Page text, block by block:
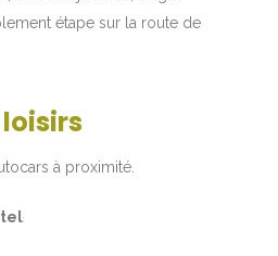
étape sur la route de
à proximité.
: